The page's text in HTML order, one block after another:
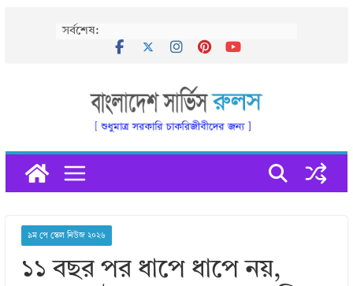
সর্বশেষ:
৯ম পে স্কেল নিউজ ২০২৬
১১ বছর পর ধাপে ধাপে নয়,